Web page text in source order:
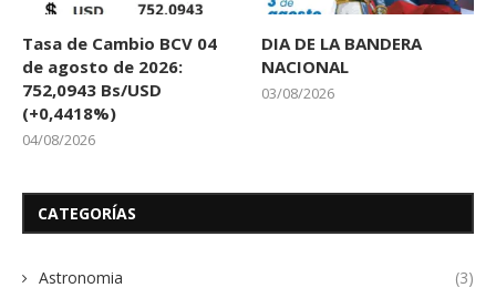
Tasa de Cambio BCV 04
de agosto de 2026:
752,0943 Bs/USD
(+0,4418%)
04/08/2026
DIA DE LA BANDERA
NACIONAL
03/08/2026
CATEGORÍAS
Astronomia (3)